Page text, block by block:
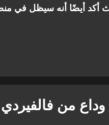
أكد أيضًا أنه سيظل في
من فالفيردي